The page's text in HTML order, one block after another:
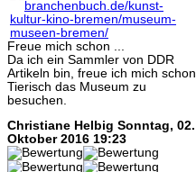
Freue mich schon ...
Da ich ein Sammler von DDR
Artikeln bin, freue ich mich schon
Tierisch das Museum zu
besuchen.
Christiane Helbig Sonntag, 02.
Oktober 2016 19:23